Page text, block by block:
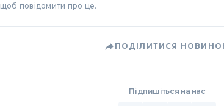
щоб повідомити про це.
ПОДІЛИТИСЯ
Підпишіться на нас